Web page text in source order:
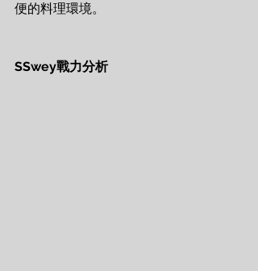
便的料理環境。
SSwey戰力分析